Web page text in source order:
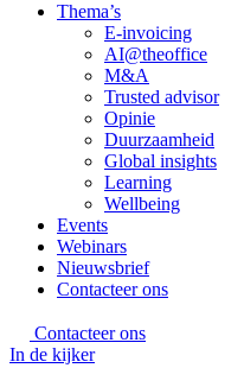
Thema’s
E-invoicing
AI@theoffice
M&A
Trusted advisor
Opinie
Duurzaamheid
Global insights
Learning
Wellbeing
Events
Webinars
Nieuwsbrief
Contacteer ons
Contacteer ons
In de kijker